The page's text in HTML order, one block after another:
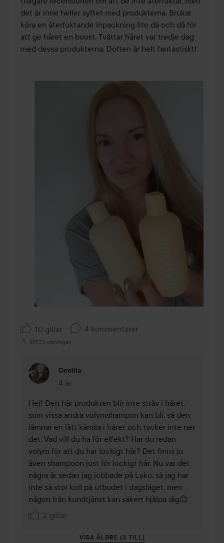
det är inne heller syftet med produkterna. Brukar
köra en återfuktande inpackning lite då och då för
att ge håret en boost. Tvättar håret var tredje dag
med dessa produkterna. Doften är helt fantastiskt!
10 gillar 4 kommentarer
18933 visningar
Cecilia
4 år
Kommentaren lades 4 år
Hej! Den här produkten blir inte sträv i håret,
som vissa andra volymshampon kan bli, så den
lämnar en lätt känsla i håret och tycker inte ner
det. Vad vill du ha för effekt? Har du redan
volym för att du har lockigt hår? Det finns ju
även shampoon just för lockigt hår. Nu var det
några år sedan jag jobbade på Lyko, så jag har
inte så stor koll på utbudet i dagsläget, men
någon från kundtjänst kan säkert hjälpa dig😊
2 gillar
VISA ÄLDRE (3 TILL)